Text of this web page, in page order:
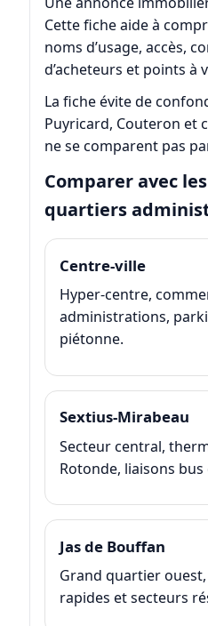
Cette fiche aide à
noms d’usage, accès,
d’acheteurs et points à
La fiche évite de
Puyricard, Couteron et
ne se comparent pas
Comparer avec
quartiers
Centre-ville
Hyper-centre,
administrations,
piétonne.
Sextius-Mirabeau
Secteur central,
Rotonde, liaisons
Jas de Bouffan
Grand quartier
rapides et secteurs